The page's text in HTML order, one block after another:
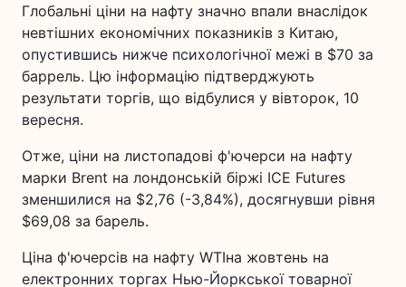
Глобальні ціни на нафту значно впали внаслідок
невтішних економічних показників з Китаю,
опустившись нижче психологічної межі в $70 за
баррель. Цю інформацію підтверджують
результати торгів, що відбулися у вівторок, 10
вересня.
Отже, ціни на листопадові ф'ючерси на нафту
марки Brent на лондонській біржі ICE Futures
зменшилися на $2,76 (-3,84%), досягнувши рівня
$69,08 за барель.
Ціна ф'ючерсів на нафту WTIна жовтень на
електронних торгах Нью-Йоркської товарної